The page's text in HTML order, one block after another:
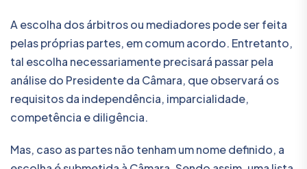
A escolha dos árbitros ou mediadores pode ser feita
pelas próprias partes, em comum acordo. Entretanto,
tal escolha necessariamente precisará passar pela
análise do Presidente da Câmara, que observará os
requisitos da independência, imparcialidade,
competência e diligência.
Mas, caso as partes não tenham um nome definido, a